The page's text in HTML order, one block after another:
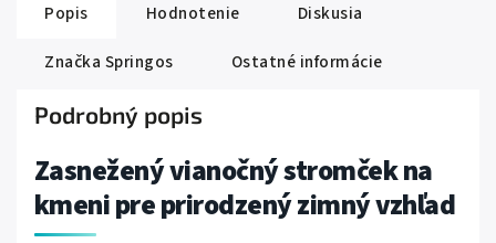
Popis Hodnotenie
Diskusia
Značka Springos Ostatné informácie
Podrobný popis
Zasnežený vianočný stromček na
kmeni pre prirodzený zimný vzhľad